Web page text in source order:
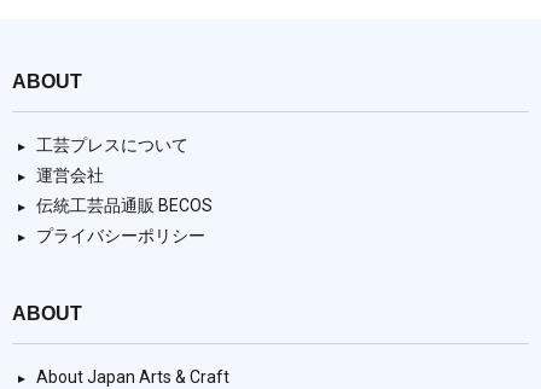
ABOUT
工芸プレスについて
運営会社
伝統工芸品通販 BECOS
プライバシーポリシー
ABOUT
About Japan Arts & Craft